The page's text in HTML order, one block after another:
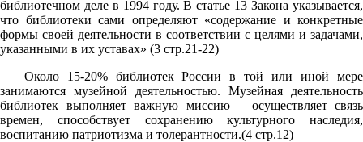
библиотечном деле в 1994 году. В статье 13 Закона указывается,
что библиотеки сами определяют «содержание и конкретные
формы своей деятельности в соответствии с целями и задачами,
указанными в их уставах» (3 стр.21-22)
Около 15-20% библиотек России в той или иной мере
занимаются музейной деятельностью. Музейная деятельность
библиотек выполняет важную миссию – осуществляет связь
времен, способствует сохранению культурного наследия,
воспитанию патриотизма и толерантности.(4 стр.12)